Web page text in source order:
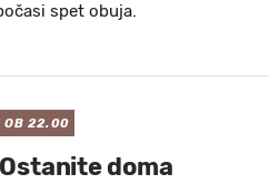
spet obuja.
OB 22.00
doma